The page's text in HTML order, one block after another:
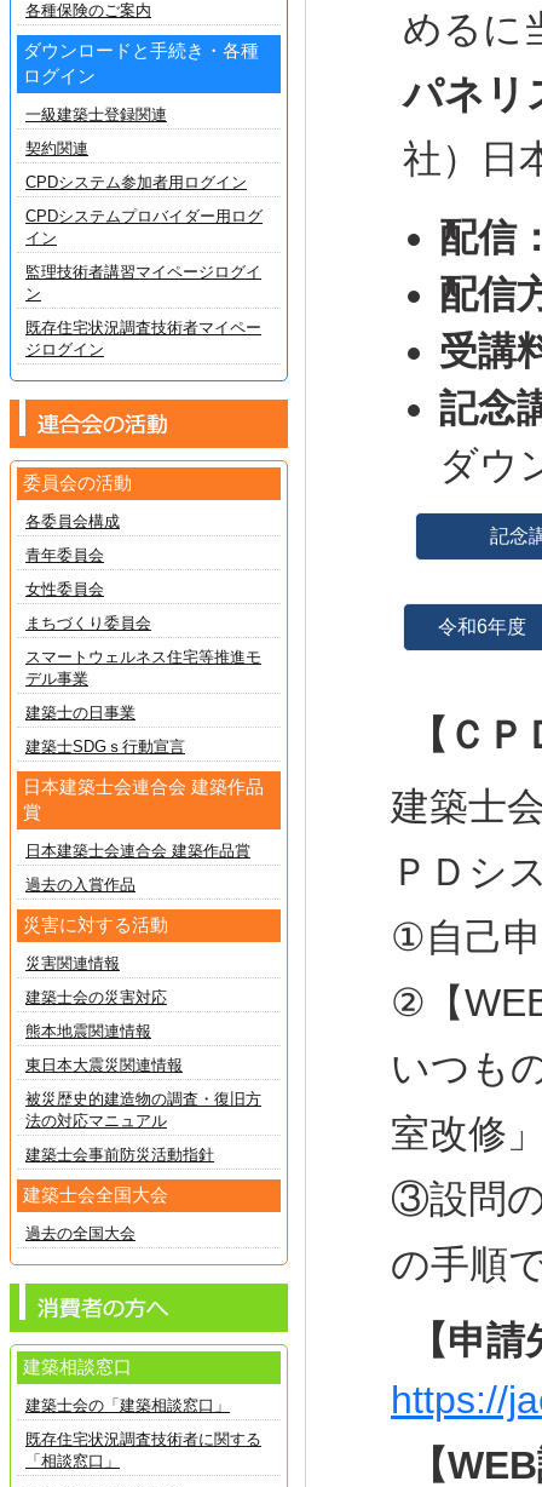
めるに
パネリ
社）日
配信
配信
受講
記念
ダウ
記念
令和6年度
【Ｃ
建築士
ＰＤシ
①自己
②【
いつも
室改修
③設問
の手順
【申
https://
【
各種保険のご案内
ダウンロードと手続き・各種
ログイン
一級建築士登録関連
契約関連
CPDシステム参加者用ログイン
CPDシステムプロバイダー用ログ
イン
監理技術者講習マイページログイ
ン
既存住宅状況調査技術者マイペー
ジログイン
委員会の活動
各委員会構成
青年委員会
女性委員会
まちづくり委員会
スマートウェルネス住宅等推進モ
デル事業
建築士の日事業
建築士SDGｓ行動宣言
日本建築士会連合会 建築作品
賞
日本建築士会連合会 建築作品賞
過去の入賞作品
災害に対する活動
災害関連情報
建築士会の災害対応
熊本地震関連情報
東日本大震災関連情報
被災歴史的建造物の調査・復旧方
法の対応マニュアル
建築士会事前防災活動指針
建築士会全国大会
過去の全国大会
建築相談窓口
建築士会の「建築相談窓口」
既存住宅状況調査技術者に関する
「相談窓口」